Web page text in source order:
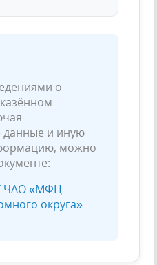
о
данные и иную
можно
ЧАО «МФЦ
округа»